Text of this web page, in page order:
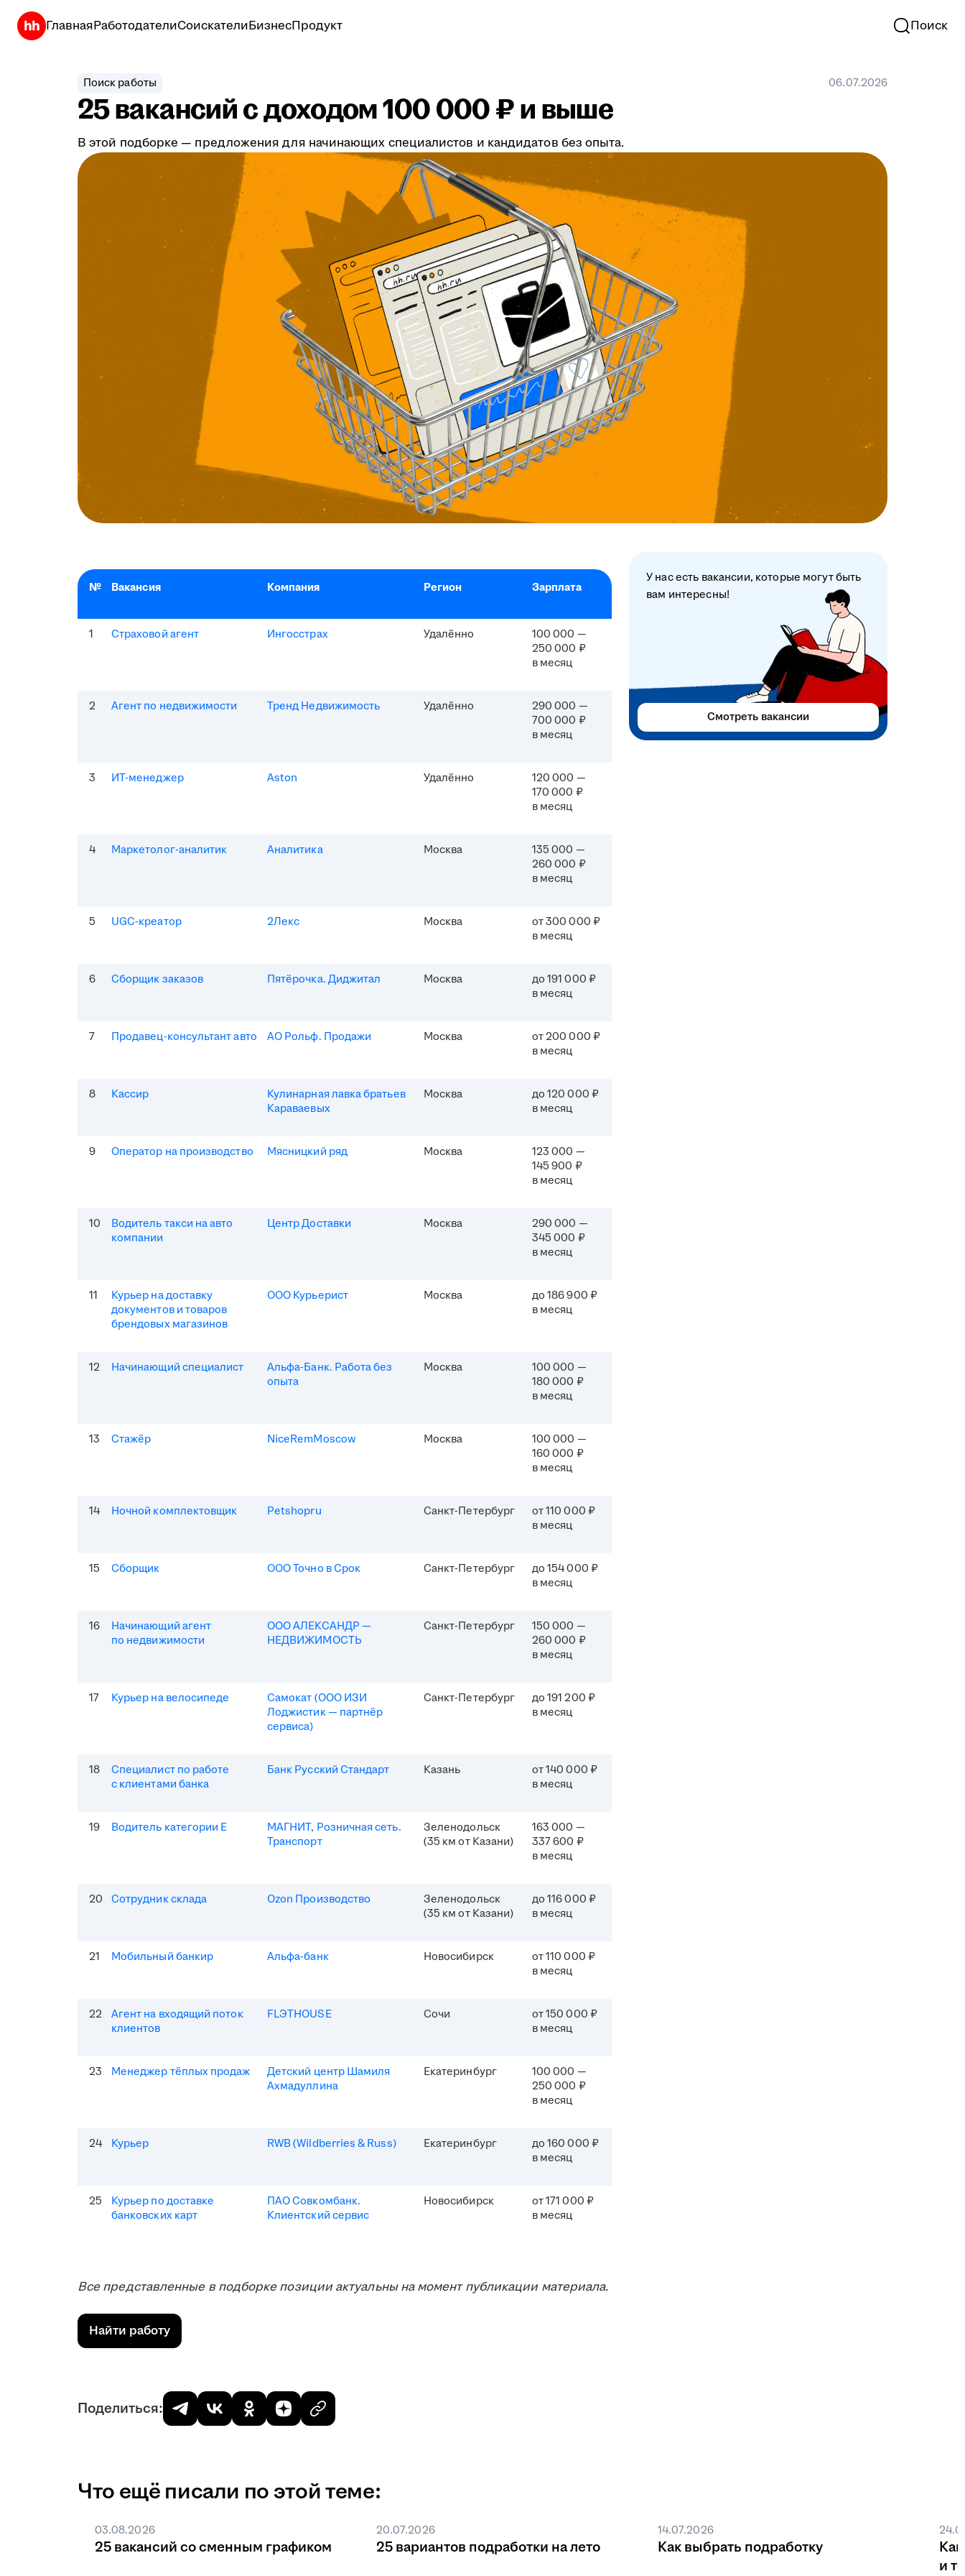
ГлавнаяРаботодателиСоискателиБизнесПродукт Поиск
Поиск работы 06.07.2026
25 вакансий с доходом 100 000 ₽ и выше
В этой подборке — предложения для начинающих специалистов и кандидатов без опыта.
№ Вакансия Компания Регион Зарплата
1 Страховой агент Ингосстрах Удалённо
100 000 —
250 000 ₽
в месяц
2 Агент по недвижимости Тренд Недвижимость Удалённо
290 000 —
700 000 ₽
в месяц
3 ИТ-менеджер Aston Удалённо
120 000 —
170 000 ₽
в месяц
4 Маркетолог-аналитик Аналитика Москва
135 000 —
260 000 ₽
в месяц
5 UGC-креатор 2Лекс Москва
от 300 000 ₽
в месяц
6 Сборщик заказов Пятёрочка. Диджитал Москва
до 191 000 ₽
в месяц
7 Продавец-консультант авто АО Рольф. Продажи Москва
от 200 000 ₽
в месяц
8 Кассир
Кулинарная лавка братьев
Караваевых
Москва
до 120 000 ₽
в месяц
9 Оператор на производство Мясницкий ряд Москва
123 000 —
145 900 ₽
в месяц
10
Водитель такси на авто
компании
Центр Доставки Москва
290 000 —
345 000 ₽
в месяц
11
Курьер на доставку
документов и товаров
брендовых магазинов
ООО Курьерист Москва
до 186 900 ₽
в месяц
12 Начинающий специалист
Альфа-Банк. Работа без
опыта
Москва
100 000 —
180 000 ₽
в месяц
13 Стажёр NiceRemMoscow Москва
100 000 —
160 000 ₽
в месяц
14 Ночной комплектовщик Petshopru Санкт-Петербург
от 110 000 ₽
в месяц
15 Сборщик ООО Точно в Срок Санкт-Петербург
до 154 000 ₽
в месяц
16
Начинающий агент
по недвижимости
ООО АЛЕКСАНДР —
НЕДВИЖИМОСТЬ
Санкт-Петербург
150 000 —
260 000 ₽
в месяц
17 Курьер на велосипеде
Самокат (ООО ИЗИ
Лоджистик — партнёр
сервиса)
Санкт-Петербург
до 191 200 ₽
в месяц
18
Специалист по работе
с клиентами банка
Банк Русский Стандарт Казань
от 140 000 ₽
в месяц
19 Водитель категории Е
МАГНИТ, Розничная сеть.
Транспорт
Зеленодольск
(35 км от Казани)
163 000 —
337 600 ₽
в месяц
20 Сотрудник склада Ozon Производство
Зеленодольск
(35 км от Казани)
до 116 000 ₽
в месяц
21 Мобильный банкир Альфа-банк Новосибирск
от 110 000 ₽
в месяц
22
Агент на входящий поток
клиентов
FLЭTHOUSE Сочи
от 150 000 ₽
в месяц
23 Менеджер тёплых продаж
Детский центр Шамиля
Ахмадуллина
Екатеринбург
100 000 —
250 000 ₽
в месяц
24 Курьер RWB (Wildberries & Russ) Екатеринбург
до 160 000 ₽
в месяц
25
Курьер по доставке
банковских карт
ПАО Совкомбанк.
Клиентский сервис
Новосибирск
от 171 000 ₽
в месяц
Все представленные в подборке позиции актуальны на момент публикации материала.
Найти работу
У нас есть вакансии, которые могут быть
вам интересны!
Смотреть вакансии
Поделиться:
Что ещё писали по этой теме:
03.08.2026
25 вакансий со сменным графиком
20.07.2026
25 вариантов подработки на лето
14.07.2026
Как выбрать подработку
и